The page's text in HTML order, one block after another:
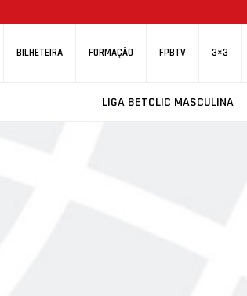
BILHETEIRA FORMAÇÃO FPBTV 3×3
LIGA BETCLIC MASCULINA